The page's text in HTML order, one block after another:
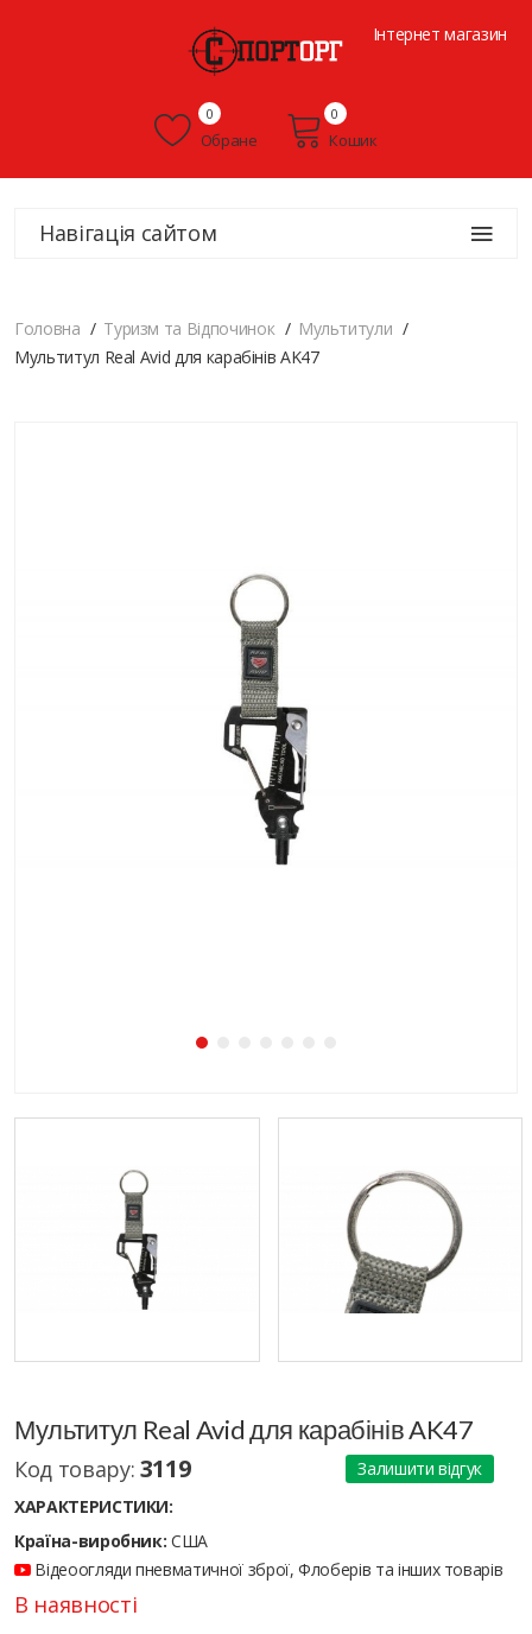
Інтернет магазин
Обране
0
Кошик
0
Навігація сайтом
Головна Туризм та Відпочинок
Мультитули
Мультитул Real Avid для карабінів AK47
Мультитул Real Avid для карабінів AK47
Код товару: 3119
Залишити відгук
ХАРАКТЕРИСТИКИ:
Країна-виробник: США
Відеоогляди пневматичної зброї, Флоберів та інших товарів
В наявності